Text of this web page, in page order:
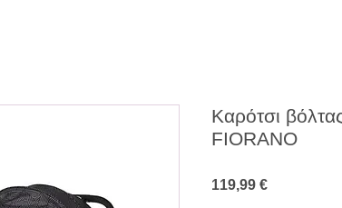
Καρότσι
FIORANO
119,99 €Τιμή